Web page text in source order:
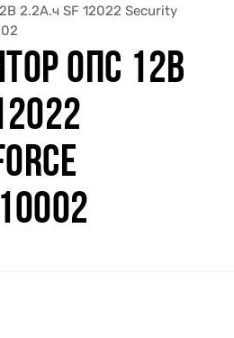
2.2А.ч SF 12022 Security
ОПС 12В